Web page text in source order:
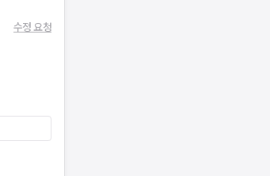
수정 요청